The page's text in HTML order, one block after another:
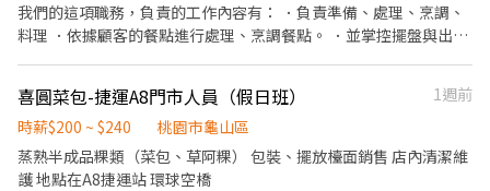
我們的這項職務，負責的工作內容有： ．負責準備、處理、烹調、
料理 ．依據顧客的餐點進行處理、烹調餐點。 ．並掌控擺盤與出餐
喜圓菜包-捷運A8門市人員（假日班）
1週前
時薪$200 ~ $240
桃園市龜山區
蒸熟半成品粿類（菜包、草阿粿） 包裝、擺放檯面銷售 店內清潔維
護 地點在A8捷運站 環球空橋